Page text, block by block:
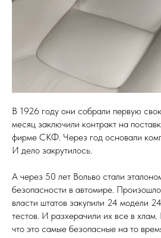
В 1926 году они собрали первую
месяц заключили контракт на
фирме СКФ. Через год основали
И дело закрутилось.
А через 50 лет Вольво стали
безопасности в автомире.
власти штатов закупили 24 модели
тестов. И разхерачили их все в хлам.
что это самые безопасные на то